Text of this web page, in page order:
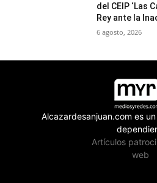
del CEIP ‘Las
Rey ante la
6 agosto, 2026
Alcazardesanjuan.com es
Artículos
web